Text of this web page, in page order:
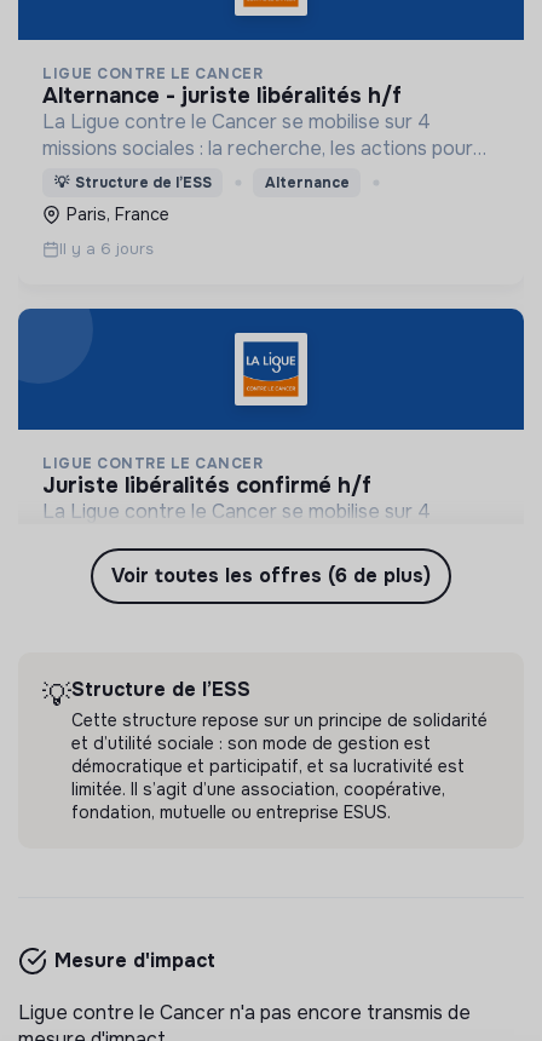
LIGUE CONTRE LE CANCER
alternance - juriste libéralités h/f
La Ligue contre le Cancer se mobilise sur 4
missions sociales : la recherche, les actions pour
les personnes malades, la prévention & promotion
du dépistage et l'étude & observatoire.
💡 Structure de l’ESS Alternance
Paris, France
Il y a 6 jours
LIGUE CONTRE LE CANCER
juriste libéralités confirmé h/f
La Ligue contre le Cancer se mobilise sur 4
les personnes malades, la prévention & promotion
du dépistage et l'étude & observatoire.
Structure de l’ESS CDI Paris, France
Il y a 6 jours
LIGUE CONTRE LE CANCER
du dépistage et l'étude & observatoire.
Il y a 6 jours
Voir toutes les offres (6 de plus)
💡Structure de l’ESS
Cette structure repose sur un principe de solidarité
et d’utilité sociale : son mode de gestion est
démocratique et participatif, et sa lucrativité est
limitée. Il s’agit d’une association, coopérative,
fondation, mutuelle ou entreprise ESUS.
Mesure d'impact
Ligue contre le Cancer n'a pas encore transmis de